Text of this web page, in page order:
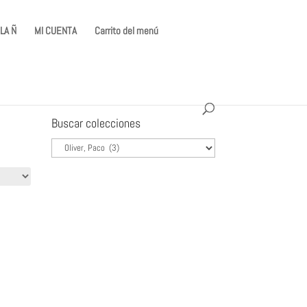
LA Ñ MI CUENTA Carrito del menú
Buscar colecciones